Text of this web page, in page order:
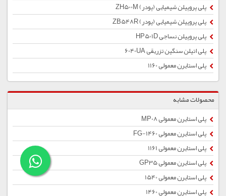
پلی پروپیلن شیمیایی (پودر) ZH500M
پلی پروپیلن شیمیایی (پودر) ZB548R
پلی پروپیلن نساجی HP501D
پلی اتیلن سنگین تزریقی 6040UA
پلی استایرن معمولی 1160
محصولات مشابه
پلی استایرن معمولی MP08
پلی استایرن معمولی 1460-FG
پلی استایرن معمولی 1161
پلی استایرن معمولی GP35
پلی استایرن معمولی 1540
پلی استایرن معمولی 1460